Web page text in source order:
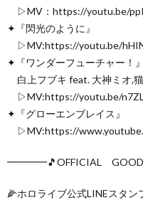
▷MV：https://youtu.be/
✦『閃光のように』
▷MV:https://youtu.be/
✦『ワンダーフューチャー！』
白上フブキ feat. 大神ミオ,
▷MV:https://youtu.be/
✦『グローエンブレイス』
▷MV:https://
━━━━🎵OFFICIAL
🌽ホロライブ公式LINEスタン